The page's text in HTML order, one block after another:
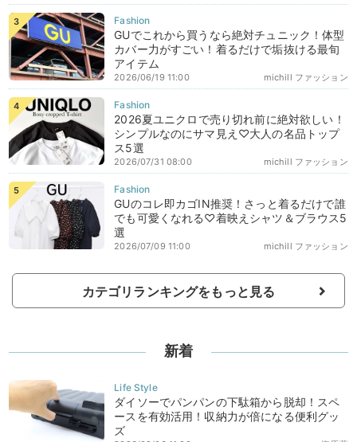
GUでこれから買うなら絶対チュニック！体型
カバー力がすごい！着るだけで垢抜ける最旬
アイテム
michill ファッション
2026/06/19 11:00
2026夏ユニクロで売り切れ前に絶対欲しい！
シンプルなのにサマ見え♡大人の名品トップ
ス5選
michill ファッション
2026/07/31 08:00
GUのコレ即カゴIN推奨！さっと着るだけで誰
でも可愛くなれる♡着映えシャツ＆ブラウス5
選
michill ファッション
2026/07/09 11:00
カテゴリランキングをもっと見る
新着
ダイソーでパンパンの下駄箱から脱却！スペ
ースを有効活用！収納力が倍になる便利グッ
ズ